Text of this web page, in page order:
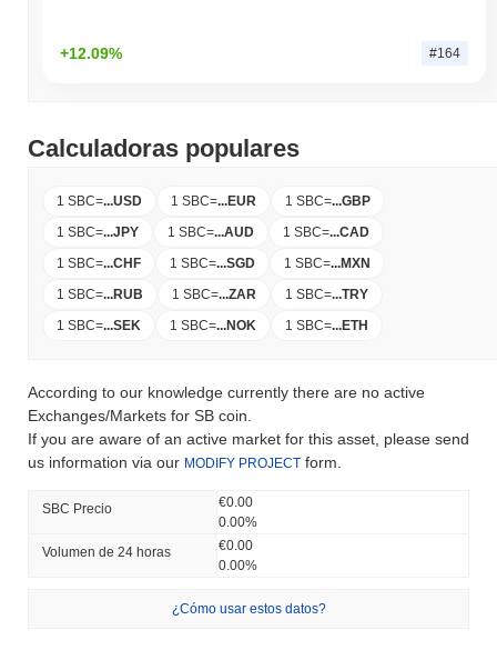
+12.09% #164
Calculadoras populares
1 SBC=...USD 1 SBC=...EUR 1 SBC=...GBP
1 SBC=...JPY 1 SBC=...AUD 1 SBC=...CAD
1 SBC=...CHF 1 SBC=...SGD 1 SBC=...MXN
1 SBC=...RUB 1 SBC=...ZAR 1 SBC=...TRY
1 SBC=...SEK 1 SBC=...NOK 1 SBC=...ETH
According to our knowledge currently there are no active
Exchanges/Markets for SB coin.
If you are aware of an active market for this asset, please send
us information via our MODIFY PROJECT form.
SBC Precio
€0.00
0.00%
Volumen de 24 horas
€0.00
0.00%
¿Cómo usar estos datos?